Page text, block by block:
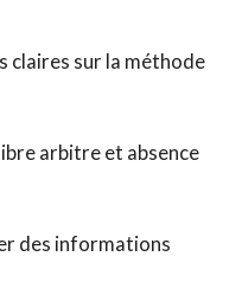
claires sur la méthode
arbitre et absence
des informations